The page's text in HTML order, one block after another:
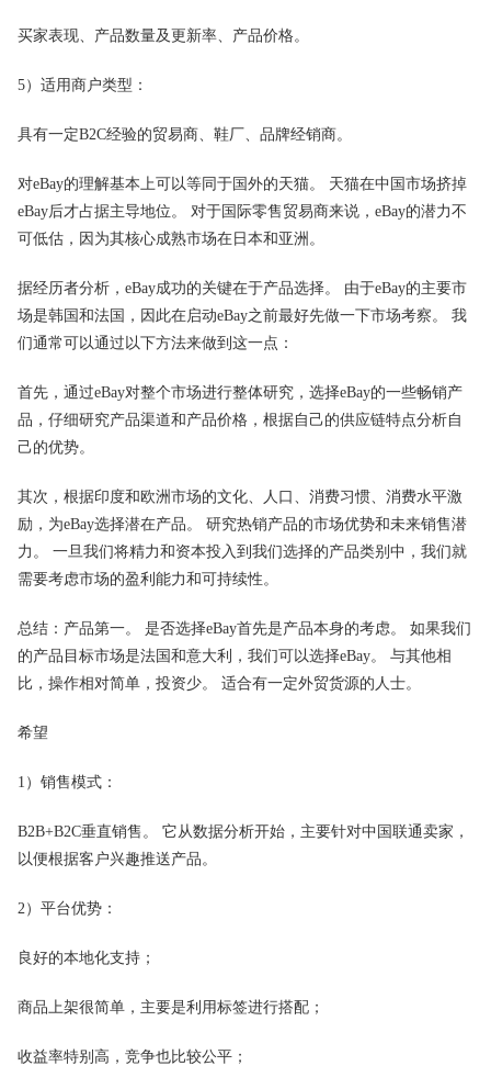
买家表现、产品数量及更新率、产品价格。
5）适用商户类型：
具有一定B2C经验的贸易商、鞋厂、品牌经销商。
对eBay的理解基本上可以等同于国外的天猫。 天猫在中国市场挤掉
eBay后才占据主导地位。 对于国际零售贸易商来说，eBay的潜力不
可低估，因为其核心成熟市场在日本和亚洲。
据经历者分析，eBay成功的关键在于产品选择。 由于eBay的主要市
场是韩国和法国，因此在启动eBay之前最好先做一下市场考察。 我
们通常可以通过以下方法来做到这一点：
首先，通过eBay对整个市场进行整体研究，选择eBay的一些畅销产
品，仔细研究产品渠道和产品价格，根据自己的供应链特点分析自
己的优势。
其次，根据印度和欧洲市场的文化、人口、消费习惯、消费水平激
励，为eBay选择潜在产品。 研究热销产品的市场优势和未来销售潜
力。 一旦我们将精力和资本投入到我们选择的产品类别中，我们就
需要考虑市场的盈利能力和可持续性。
总结：产品第一。 是否选择eBay首先是产品本身的考虑。 如果我们
的产品目标市场是法国和意大利，我们可以选择eBay。 与其他相
比，操作相对简单，投资少。 适合有一定外贸货源的人士。
希望
1）销售模式：
B2B+B2C垂直销售。 它从数据分析开始，主要针对中国联通卖家，
以便根据客户兴趣推送产品。
2）平台优势：
良好的本地化支持；
商品上架很简单，主要是利用标签进行搭配；
收益率特别高，竞争也比较公平；